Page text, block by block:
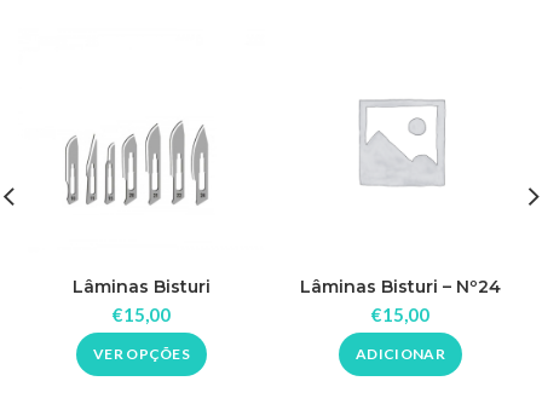
Lâminas Bisturi
€15,00
VER OPÇÕES
Lâminas Bisturi – Nº24
€15,00
ADICIONAR